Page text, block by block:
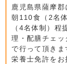
鹿児島県薩摩郡
朝110食（2名
（4名体制）程
理・配膳チェッ
で行って頂きま
栄養士免許をお